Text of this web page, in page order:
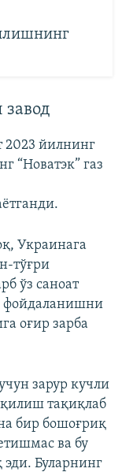
2023 йилнинг
“Новатэк” газ
Украинага
тўғри
ўз саноат
фойдаланишни
оғир зарба
зарур кучли
қилиш тақиқлаб
бир бошоғриқ
ва бу
эди. Буларнинг